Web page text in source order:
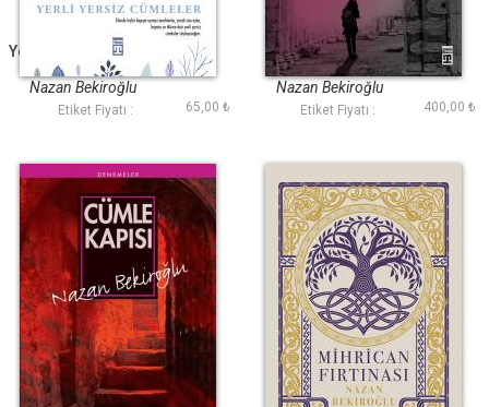
Yerli Yersiz Cümleler
(Bez Ciltli)
Nazan Bekiroğlu
Etiket Fiyatı : 65,00 ₺
Yol Hali
Nazan Bekiroğlu
Etiket Fiyatı : 400,00 ₺